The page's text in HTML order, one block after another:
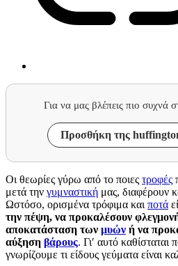
Για να μας βλέπεις πιο συχνά
Προσθήκη της
Οι θεωρίες γύρω από το ποιες τροφές
μετά την γυμναστική μας, διαφέρουν
Ωστόσο, ορισμένα τρόφιμα και ποτά
την πέψη, να προκαλέσουν
αποκατάσταση των μυών ή να
αύξηση βάρους. Γι′ αυτό καθίσταται
γνωρίζουμε τι είδους γεύματα είναι